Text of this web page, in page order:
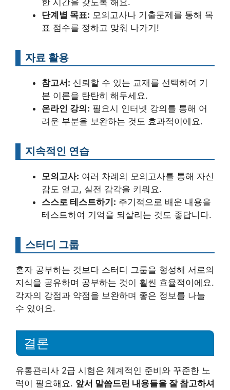
단계별 목표: 모의고사나 기출문제를 통해 목
표 점수를 정하고 맞춰 나가기!
자료 활용
참고서: 신뢰할 수 있는 교재를 선택하여 기
본 이론을 탄탄히 해두세요.
온라인 강의: 필요시 인터넷 강의를 통해 어
려운 부분을 보완하는 것도 효과적이에요.
지속적인 연습
모의고사: 여러 차례의 모의고사를 통해 자신
감도 얻고, 실전 감각을 키워요.
스스로 테스트하기: 주기적으로 배운 내용을
테스트하여 기억을 되살리는 것도 좋답니다.
스터디 그룹
혼자 공부하는 것보다 스터디 그룹을 형성해 서로의
지식을 공유하며 공부하는 것이 훨씬 효율적이에요.
각자의 강점과 약점을 보완하며 좋은 정보를 나눌
수 있어요.
결론
유통관리사 2급 시험은 체계적인 준비와 꾸준한 노
력이 필요해요. 앞서 말씀드린 내용들을 잘 참고하셔